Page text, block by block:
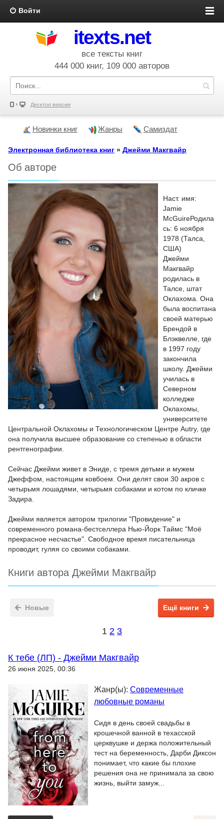
Войти
itexts.net
все тексты книг
444 000 книг, 109 000 авторов
Десктоп версия
Новинки книг Жанры Самиздат
Электронная библиотека книг » Джейми Макгвайр
Об авторе
Наст. имя:
Jamie
McGuireРодила
сь: 6 ноября
1978 (Талса,
США)
Джейми
Макгвайр
родилась в
Талсе, штат
Оклахома. Она
была воспитана
своей матерью
Брендой в
Блэквелле, где
в 1997 году
закончила
школу. Джейми
училась в
Северном
колледже
Оклахомы,
университете
Центральной Оклахомы и Технологическом Центре Autry, где
она получила высшее образование со степенью в области
рентгенографии.
Сейчас Джейми живет в Эниде, с тремя детьми и мужем
Джеффом, настоящим ковбоем. Они делят свои 30 акров с
четырьмя лошадями, четырьмя собаками и котом по кличке
Задира.
Джейми является автором трилогии "Провидение" и
современного романа-бестселлера Нью-Йорк Таймс "Моё
прекрасное несчастье". Свободное время писательница
проводит, гуляя со своими собаками.
Книги автора Джейми Макгвайр
Новые Ещё книги
1 2 3
К тебе (ЛП) - Джейми Макгвайр
26 июня 2025, 00:36
Жанр(ы): Современные
любовные романы
Сидя в день своей свадьбы в
крошечной ванной в техасской
церквушке и держа положительный
тест на беременность, Дарби Диксон
понимает, что какие бы плохие
решения она не принимала за свою
жизнь, выйти замуж...